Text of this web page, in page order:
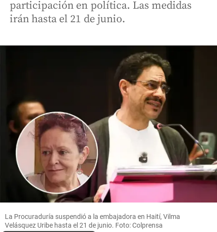
participación en política. Las medidas
irán hasta el 21 de junio.
La Procuraduría suspendió a la embajadora en Haití, Vilma
Velásquez Uribe hasta el 21 de junio. Foto: Colprensa